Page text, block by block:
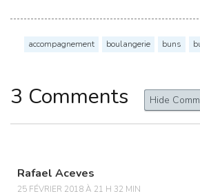
accompagnement boulangerie buns
3 Comments Hide
Rafael Aceves
25 FÉVRIER 2018 À 21 H 32 MIN